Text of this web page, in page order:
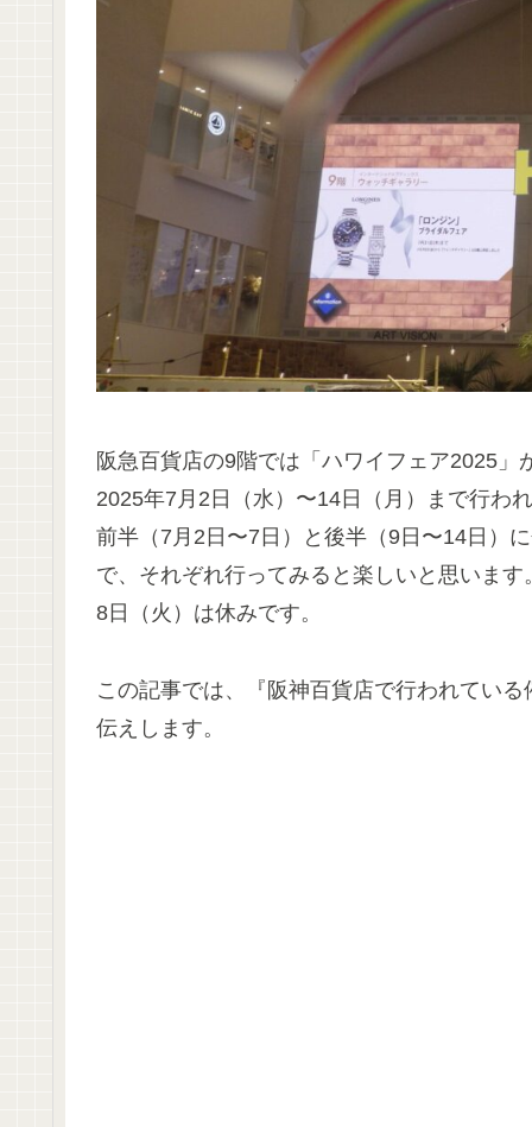
阪急百貨店の9階では「ハワイフェア2025」
2025年7月2日（水）〜14日（月）まで行わ
前半（7月2日〜7日）と後半（9日〜14日）
で、それぞれ行ってみると楽しいと思います
8日（火）は休みです。
この記事では、『阪神百貨店で行われてい
伝えします。